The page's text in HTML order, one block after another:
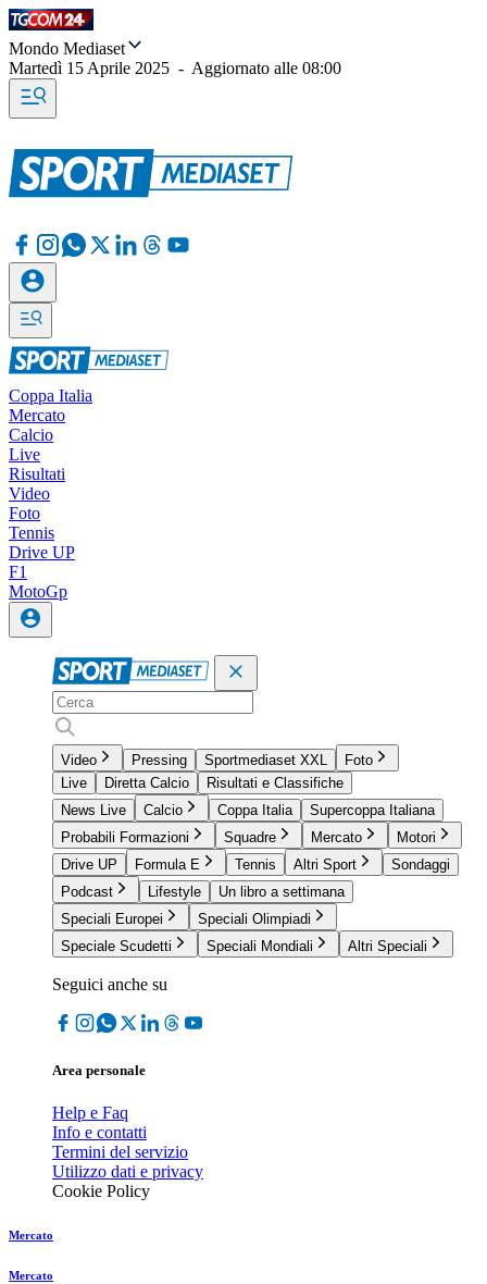
Mondo Mediaset
Martedì 15 Aprile 2025 - Aggiornato alle 08:00
Coppa Italia
Mercato
Calcio
Live
Risultati
Video
Foto
Tennis
Drive UP
F1
MotoGp
Video Pressing Sportmediaset XXL
Foto
Live
Diretta Calcio
Risultati e Classifiche
News Live
Calcio Coppa Italia
Supercoppa Italiana
Probabili Formazioni
Squadre Mercato
Motori
Drive UP
Formula E Tennis Altri Sport
Sondaggi
Podcast
Lifestyle
Un libro a settimana
Speciali Europei
Speciali Olimpiadi
Speciale Scudetti
Speciali Mondiali Altri Speciali
Seguici anche su
Area personale
Help e Faq
Info e contatti
Termini del servizio
Utilizzo dati e privacy
Cookie Policy
Mercato
Mercato